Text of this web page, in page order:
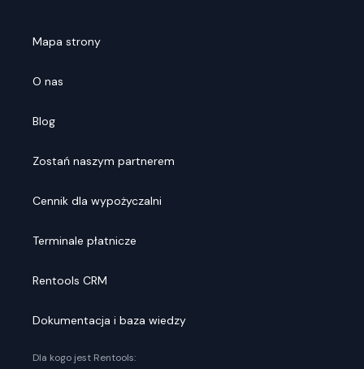
Mapa strony
O nas
Blog
Zostań naszym partnerem
Cennik dla wypożyczalni
Terminale płatnicze
Rentools CRM
Dokumentacja i baza wiedzy
Dla kogo jest Rentools: